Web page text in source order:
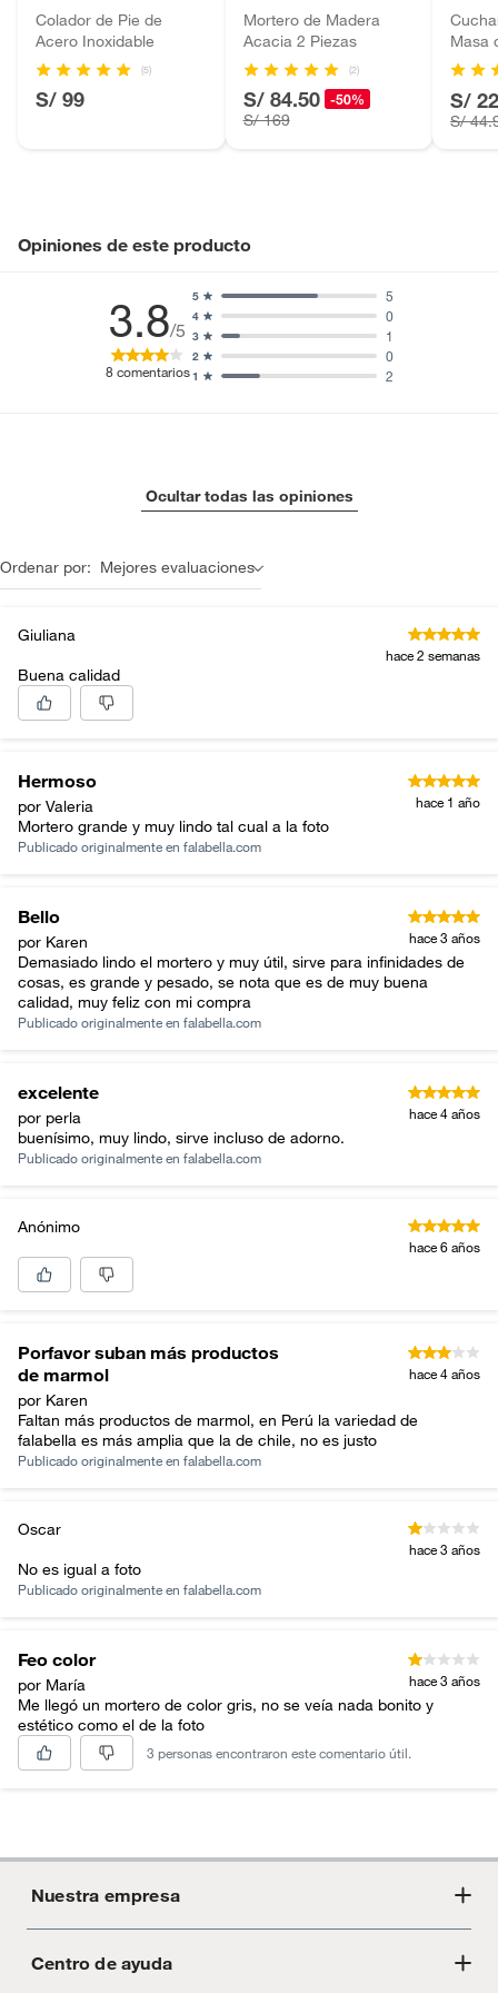
Baterías de auto.
Motocicletas y bicicletas motorizadas.
Licores y cigarros electrónicos.
Colador de Pie de
Acero Inoxidable
(5)
S/ 99
Mortero de Madera
Acacia 2 Piezas
(2)
S/ 84.50 -50%
S/ 169
Masa
S/
S/
Opiniones de este producto
3.8/5
8 comentarios1 2
2 0
3 1
4 0
5 5
Ocultar todas las opiniones
Ordenar por: Mejores evaluaciones
Giuliana
hace 2 semanas
Buena calidad
Hermoso
por Valeria hace 1 año
Mortero grande y muy lindo tal cual a la foto
Publicado originalmente en falabella.com
Bello
por Karen hace 3 años
Demasiado lindo el mortero y muy útil, sirve para infinidades de
cosas, es grande y pesado, se nota que es de muy buena
calidad, muy feliz con mi compra
Publicado originalmente en falabella.com
excelente
por perla hace 4 años
buenísimo, muy lindo, sirve incluso de adorno.
Publicado originalmente en falabella.com
Anónimo
hace 6 años
Porfavor suban más productos
de marmol
por Karen
hace 4 años
Faltan más productos de marmol, en Perú la variedad de
falabella es más amplia que la de chile, no es justo
Publicado originalmente en falabella.com
Oscar
hace 3 años
No es igual a foto
Publicado originalmente en falabella.com
Feo color
por María hace 3 años
Me llegó un mortero de color gris, no se veía nada bonito y
estético como el de la foto
3 personas encontraron este comentario útil.
Nuestra empresa
Acerca de Crate
Centro de ayuda